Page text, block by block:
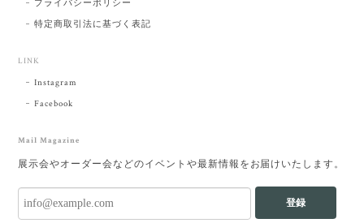
プライバシーポリシー
特定商取引法に基づく表記
LINK
Instagram
Facebook
Mail Magazine
展示会やオーダー会などのイベントや最新情報をお届けいたします。
登録